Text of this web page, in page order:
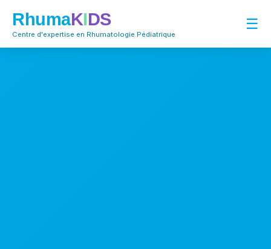
RhumaKIDS
Centre d'expertise en Rhumatologie Pédiatrique
☰